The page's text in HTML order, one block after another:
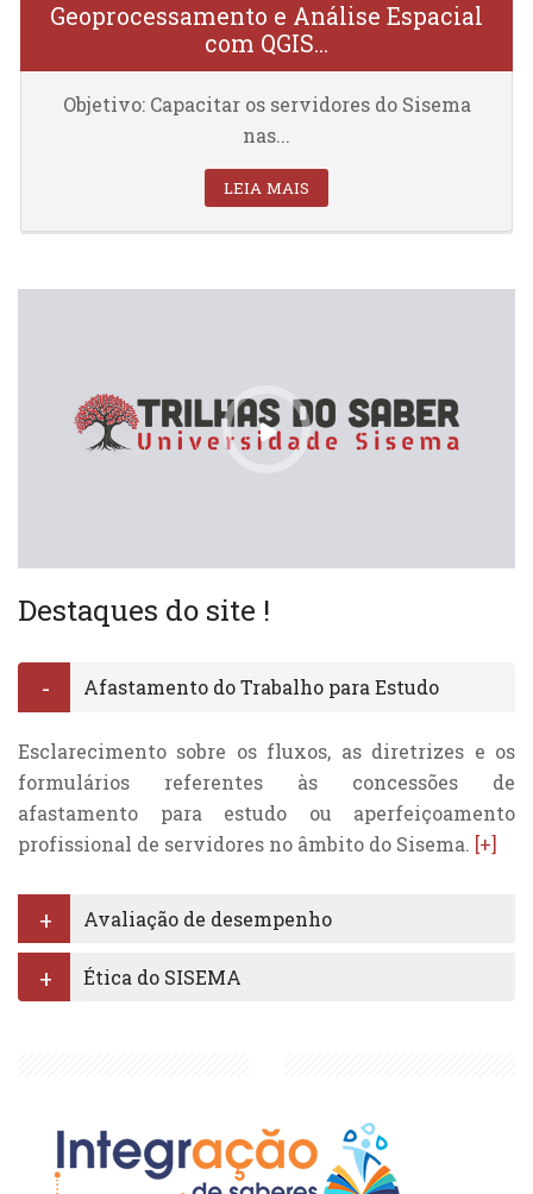
Geoprocessamento e Análise Espacial
com QGIS...
Cursos com Tutoria
Objetivo: Capacitar os servidores do Sisema
nas...
LEIA MAIS
Destaques do site !
Afastamento do Trabalho para Estudo
Esclarecimento sobre os fluxos, as diretrizes e os
formulários referentes às concessões de
afastamento para estudo ou aperfeiçoamento
profissional de servidores no âmbito do Sisema. [+]
Avaliação de desempenho
Ética do SISEMA